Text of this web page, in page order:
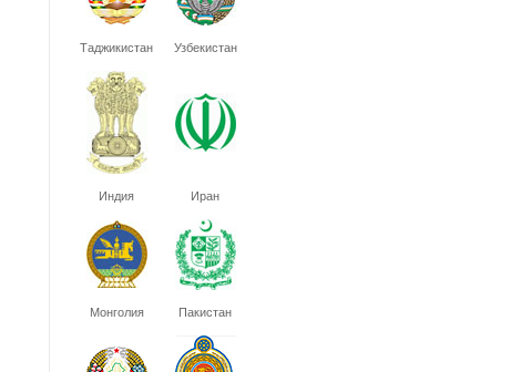
Таджикистан Узбекистан
Индия Иран
Монголия Пакистан